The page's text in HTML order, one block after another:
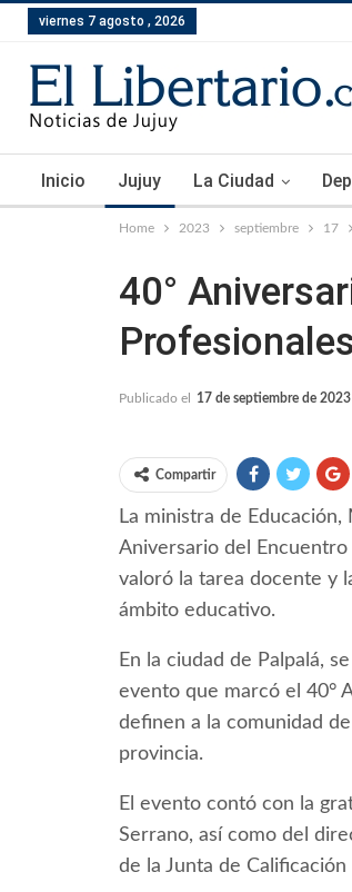
viernes 7 agosto , 2026
Inicio Jujuy La Ciudad
Home 2023 septiembre 17
40°
Publicado el 17 de septiembre de 2023
Compartir
La ministra de
Aniversario del Encuentro
valoró la tarea docente y
ámbito educativo.
En la ciudad de Palpalá,
evento que marcó el 40°
definen a la comunidad
provincia.
El evento contó con la
Serrano, así como del
de la Junta de